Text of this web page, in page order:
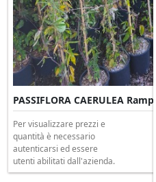
PASSIFLORA CAERULEA
Per visualizzare prezzi e
quantità è necessario
autenticarsi ed essere
utenti abilitati dall'azienda.